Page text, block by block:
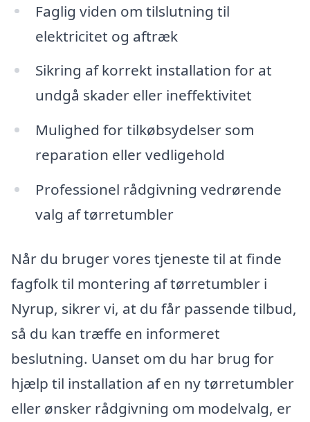
Faglig viden om tilslutning til
elektricitet og aftræk
Sikring af korrekt installation for at
undgå skader eller ineffektivitet
Mulighed for tilkøbsydelser som
reparation eller vedligehold
Professionel rådgivning vedrørende
valg af tørretumbler
Når du bruger vores tjeneste til at finde
fagfolk til montering af tørretumbler i
Nyrup, sikrer vi, at du får passende tilbud,
så du kan træffe en informeret
beslutning. Uanset om du har brug for
hjælp til installation af en ny tørretumbler
eller ønsker rådgivning om modelvalg, er